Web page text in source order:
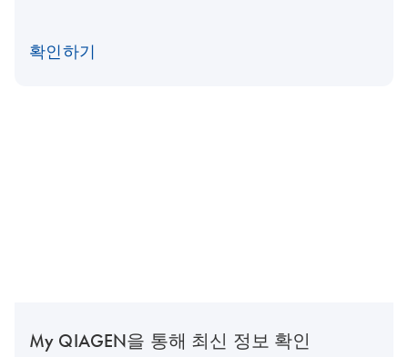
확인하기
My QIAGEN을 통해 최신 정보 확인